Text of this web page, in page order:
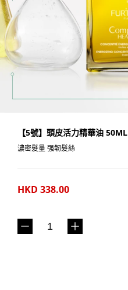
【5號】頭皮活力精華油 50ML
濃密髮量 强韌髮絲
HKD 338.00